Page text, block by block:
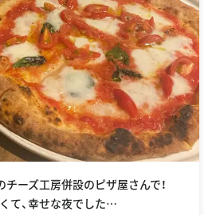
ーズ工房併設のピザ屋さんで！
て、幸せな夜でした…